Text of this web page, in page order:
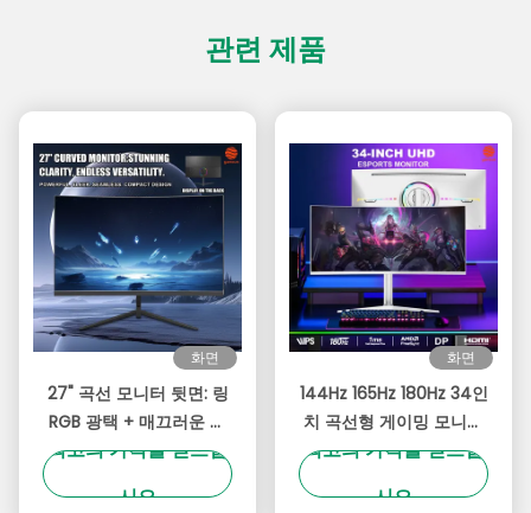
관련 제품
화면
27" 곡선 모니터 뒷면: 링
RGB 광택 + 매끄러운 윤
곽 ️ 설정의 시각적 기운을
최고의 가격을 얻으십
시오
화면
144Hz 165Hz 180Hz 34인
치 곡선형 게이밍 모니터
1440p RGB LED 컴퓨터
최고의 가격을 얻으십
시오